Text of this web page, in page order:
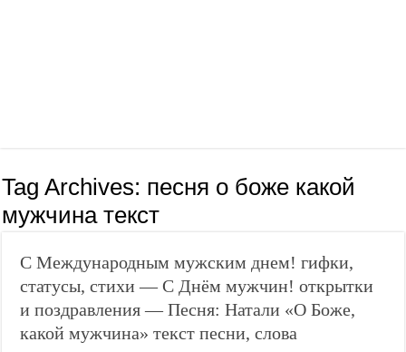
Tag Archives: песня о боже какой
мужчина текст
С Международным мужским днем! гифки,
статусы, стихи — С Днём мужчин! открытки
и поздравления — Песня: Натали «О Боже,
какой мужчина» текст песни, слова